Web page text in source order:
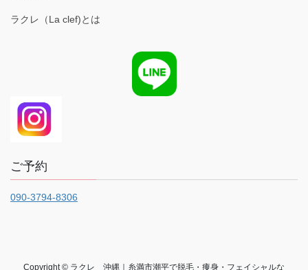
ラクレ（La clef)とは
ご予約
090-3794-8306
Copyright © ラクレ 沖縄｜糸満市潮平で脱毛・痩身・フェイシャルな